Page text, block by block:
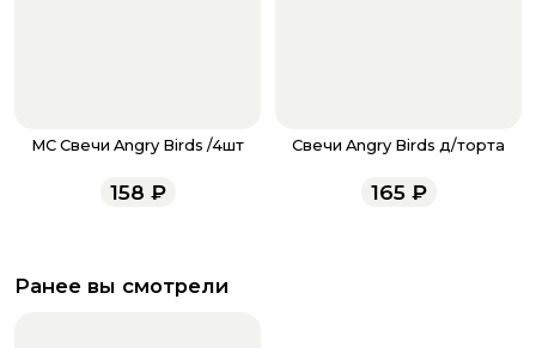
MC Свечи Angry Birds /4шт
158 ₽
Свечи Angry Birds д/торта
165₽
Ранее вы смотрели